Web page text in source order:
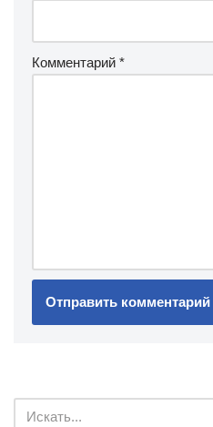
Комментарий *